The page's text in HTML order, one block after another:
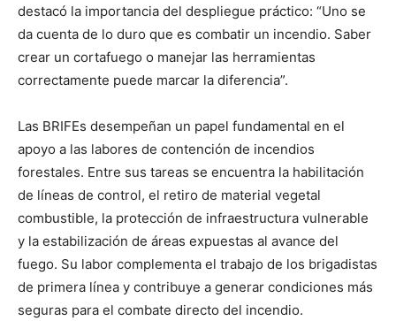
destacó la importancia del despliegue práctico: “Uno se
da cuenta de lo duro que es combatir un incendio. Saber
crear un cortafuego o manejar las herramientas
correctamente puede marcar la diferencia”.
Las BRIFEs desempeñan un papel fundamental en el
apoyo a las labores de contención de incendios
forestales. Entre sus tareas se encuentra la habilitación
de líneas de control, el retiro de material vegetal
combustible, la protección de infraestructura vulnerable
y la estabilización de áreas expuestas al avance del
fuego. Su labor complementa el trabajo de los brigadistas
de primera línea y contribuye a generar condiciones más
seguras para el combate directo del incendio.